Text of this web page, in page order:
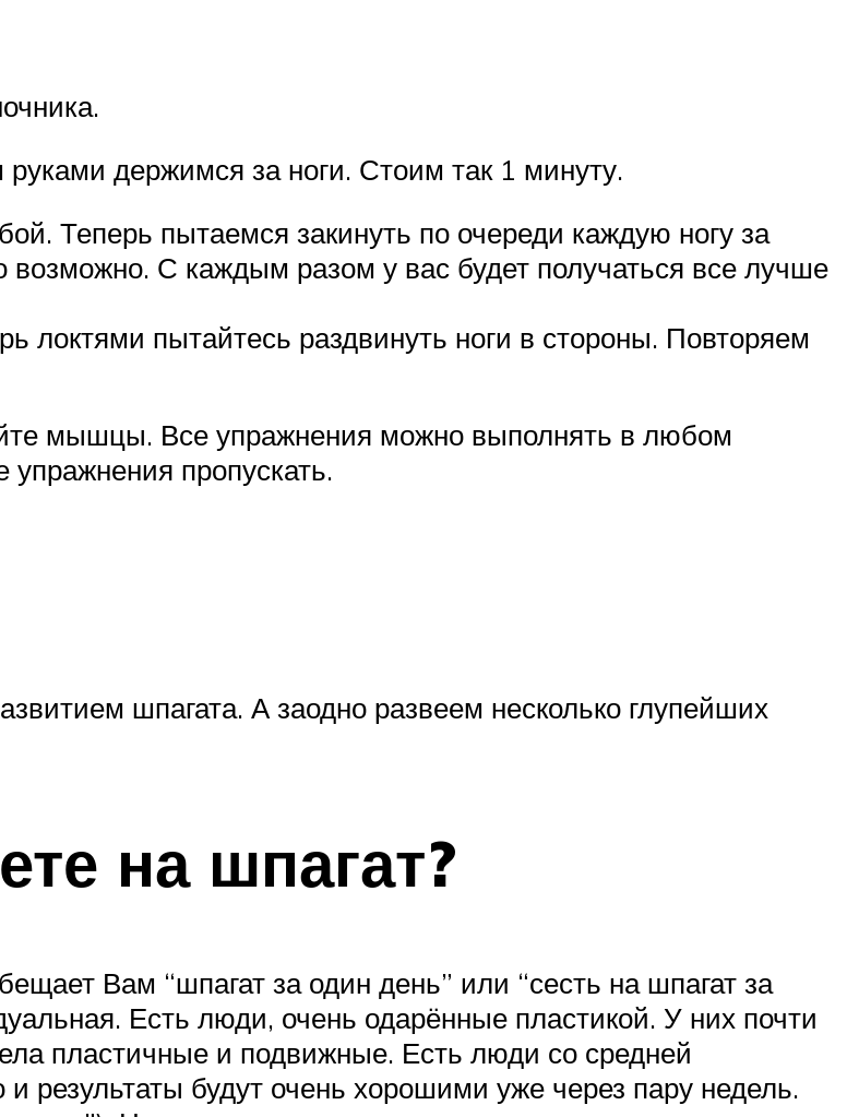
держимся за ноги. Стоим так 1 минуту.
Теперь пытаемся закинуть по очереди каждую ногу за
С каждым разом у вас будет получаться все лучше
локтями пытайтесь раздвинуть ноги в стороны. Повторяем
мышцы. Все упражнения можно выполнять в любом
пропускать.
шпагата. А заодно развеем несколько глупейших
на шпагат?
Вам “шпагат за один день” или “сесть на шпагат за
Есть люди, очень одарённые пластикой. У них почти
пластичные и подвижные. Есть люди со средней
результаты будут очень хорошими уже через пару недель.